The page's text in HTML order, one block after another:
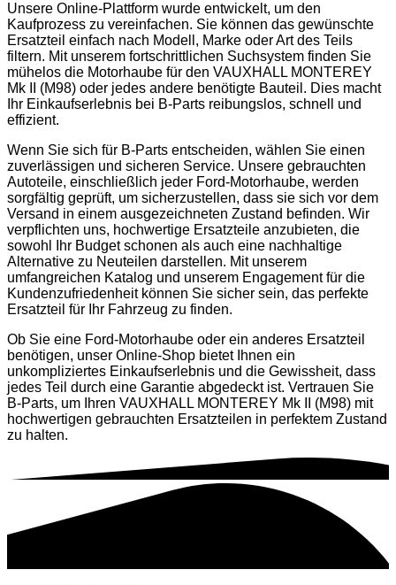
Unsere Online-Plattform wurde entwickelt, um den
Kaufprozess zu vereinfachen. Sie können das gewünschte
Ersatzteil einfach nach Modell, Marke oder Art des Teils
filtern. Mit unserem fortschrittlichen Suchsystem finden Sie
mühelos die Motorhaube für den VAUXHALL MONTEREY
Mk II (M98) oder jedes andere benötigte Bauteil. Dies macht
Ihr Einkaufserlebnis bei B-Parts reibungslos, schnell und
effizient.
Wenn Sie sich für B-Parts entscheiden, wählen Sie einen
zuverlässigen und sicheren Service. Unsere gebrauchten
Autoteile, einschließlich jeder Ford-Motorhaube, werden
sorgfältig geprüft, um sicherzustellen, dass sie sich vor dem
Versand in einem ausgezeichneten Zustand befinden. Wir
verpflichten uns, hochwertige Ersatzteile anzubieten, die
sowohl Ihr Budget schonen als auch eine nachhaltige
Alternative zu Neuteilen darstellen. Mit unserem
umfangreichen Katalog und unserem Engagement für die
Kundenzufriedenheit können Sie sicher sein, das perfekte
Ersatzteil für Ihr Fahrzeug zu finden.
Ob Sie eine Ford-Motorhaube oder ein anderes Ersatzteil
benötigen, unser Online-Shop bietet Ihnen ein
unkompliziertes Einkaufserlebnis und die Gewissheit, dass
jedes Teil durch eine Garantie abgedeckt ist. Vertrauen Sie
B-Parts, um Ihren VAUXHALL MONTEREY Mk II (M98) mit
hochwertigen gebrauchten Ersatzteilen in perfektem Zustand
zu halten.